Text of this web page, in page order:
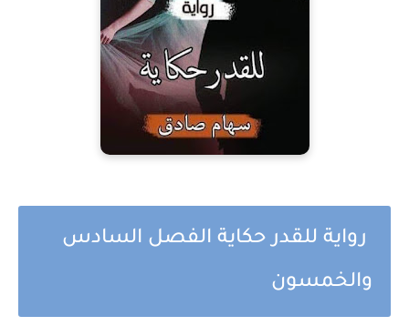
رواية للقدر حكاية الفصل السادس
والخمسون